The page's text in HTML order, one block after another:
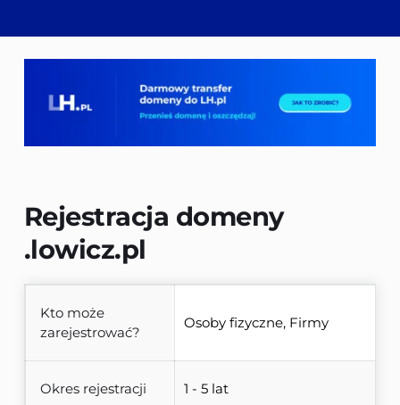
Rejestracja domeny
.lowicz.pl
Kto może
zarejestrować?
Osoby fizyczne, Firmy
Okres rejestracji 1 - 5 lat